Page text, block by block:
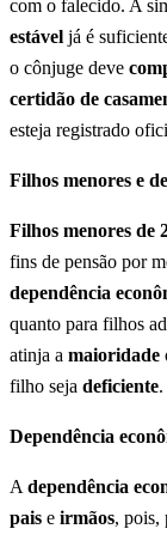
com o falecido. A
estável já é
o cônjuge deve
certidão de
esteja registrado
Filhos menores e
Filhos menores de
fins de pensão por
dependência
quanto para filhos
atinja a maioridade
filho seja deficiente.
Dependência
Adependência
pais e irmãos, pois,